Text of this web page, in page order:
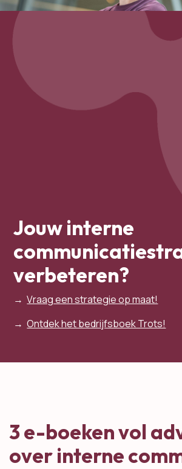
Jouw interne
verbeteren?
→Vraag een strategie op maat!​
→Ontdek het bedrijfsboek Trots!
3 e-boeken vol
over interne